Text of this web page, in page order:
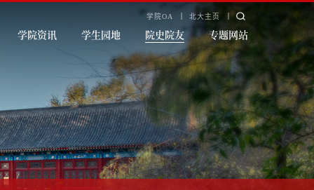
学院OA 北大主页
学院资讯 学生园地 院史院友 专题网站